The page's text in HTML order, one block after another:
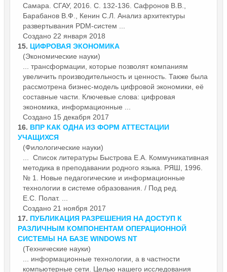
Самара. СГАУ, 2016. С. 132-136. Сафронов В.В.,
Барабанов В.Ф., Кенин С.Л. Анализ архитектуры
развертывания PDM-систем ...
Создано 22 января 2018
15. ЦИФРОВАЯ ЭКОНОМИКА
(Экономические науки)
... трансформации, которые позволят компаниям
увеличить производительность и ценность. Также была
рассмотрена бизнес-модель цифровой экономики, её
составные части. Ключевые слова: цифровая
экономика, информационные
Создано 15 декабря 2017
16. ВПР КАК ОДНА ИЗ ФОРМ АТТЕСТАЦИИ
УЧАЩИХСЯ
(Филологические науки)
... Список литературы Быстрова Е.А. Коммуникативная
методика в преподавании родного языка. РЯШ, 1996.
№ 1. Новые педагогические и информационные
технологии в системе образования. / Под ред.
Е.С. Полат. ...
Создано 21 ноября 2017
17. ПУБЛИКАЦИЯ РАЗРЕШЕНИЯ НА ДОСТУП К
РАЗЛИЧНЫМ КОМПОНЕНТАМ ОПЕРАЦИОННОЙ
СИСТЕМЫ НА БАЗЕ WINDOWS NT
(Технические науки)
информационные технологии, а в частности
компьютерные сети. Целью нашего исследования